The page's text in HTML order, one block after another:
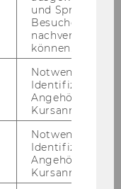
und
Besuchers
nachverfolgen
können.
Notwendig zur
Identifizierung
Angehörige/r für
Kursanmeldung.
Notwendig zur
Identifizierung
Angehörige/r für
Kursanmeldung.